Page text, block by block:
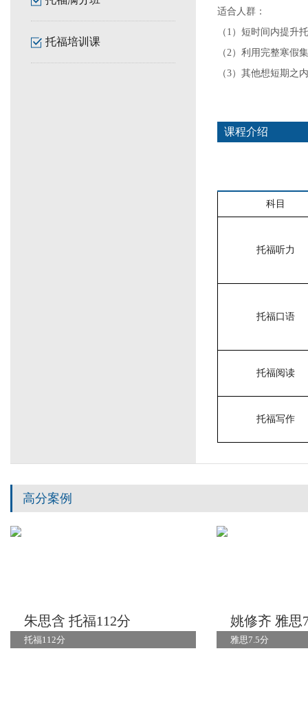
托福培训课
适合人群：
（1） 短时间内提升
（2）利用完整寒假
（3） 其他想短期之
课程介绍
科目
托福听力
托福口语
托福阅读
托福写作
高分案例
朱思含 托福112分
托福112分
姚修齐 雅思
雅思7.5分